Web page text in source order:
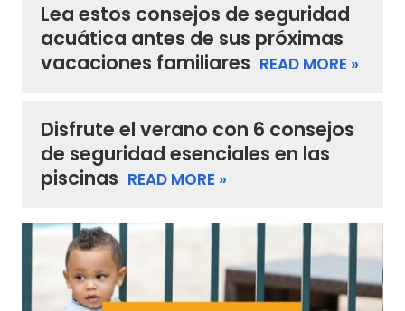
Lea estos consejos de seguridad
acuática antes de sus próximas
vacaciones familiares READ MORE »
Disfrute el verano con 6 consejos
de seguridad esenciales en las
piscinas READ MORE »